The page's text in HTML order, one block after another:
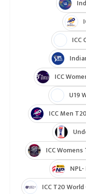
ICC
ICC
U19
ICC Men
ICC
ICC T20